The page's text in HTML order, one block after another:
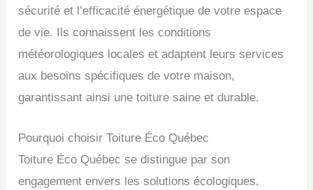
sécurité et l’efficacité énergétique de votre espace
de vie. Ils connaissent les conditions
météorologiques locales et adaptent leurs services
aux besoins spécifiques de votre maison,
garantissant ainsi une toiture saine et durable.
Pourquoi choisir Toiture Éco Québec
Toiture Éco Québec se distingue par son
engagement envers les solutions écologiques.